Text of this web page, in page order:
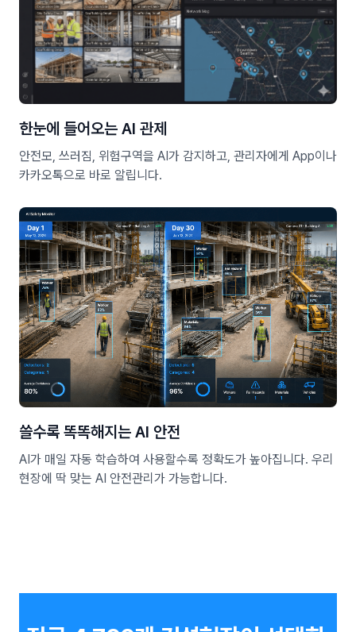
한눈에 들어오는 AI 관제
안전모, 쓰러짐, 위험구역을 AI가 감지하고, 관리자에게 App이나
카카오톡으로 바로 알립니다.
쓸수록 똑똑해지는 AI 안전
AI가 매일 자동 학습하여 사용할수록 정확도가 높아집니다. 우리
현장에 딱 맞는 AI 안전관리가 가능합니다.